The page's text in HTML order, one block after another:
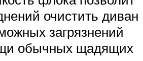
очистить диван
загрязнений
обычных щадящих